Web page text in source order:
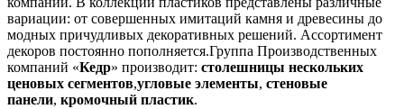
вариации: от совершенных имитаций камня и древесины до
модных причудливых декоративных решений. Ассортимент
декоров постоянно пополняется.Группа Производственных
компаний «Кедр» производит: столешницы нескольких
ценовых сегментов,угловые элементы, стеновые
панели, кромочный пластик.